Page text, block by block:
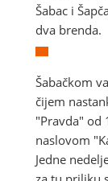
Šabac i
dva brenda.
Šabačkom
čijem
"Pravda" od
naslovom
Jedne